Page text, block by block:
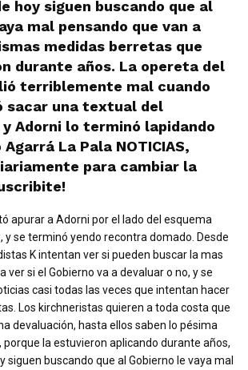
hoy siguen buscando que al
mal pensando que van a
medidas berretas que
durante años. La opereta del
terriblemente mal cuando
sacar una textual del
Adorni lo terminó lapidando
La Pala NOTICIAS,
para cambiar la
apurar a Adorni por el lado del esquema
y se terminó yendo recontra domado. Desde
K intentan ver si pueden buscar la mas
ver si el Gobierno va a devaluar o no, y se
casi todas las veces que intentan hacer
Los kirchneristas quieren a toda costa que
devaluación, hasta ellos saben lo pésima
porque la estuvieron aplicando durante años,
siguen buscando que al Gobierno le vaya mal